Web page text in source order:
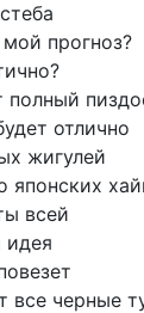
стеба
мой прогноз?
полный
отлично
жигулей
японских
всей
идея
все черные